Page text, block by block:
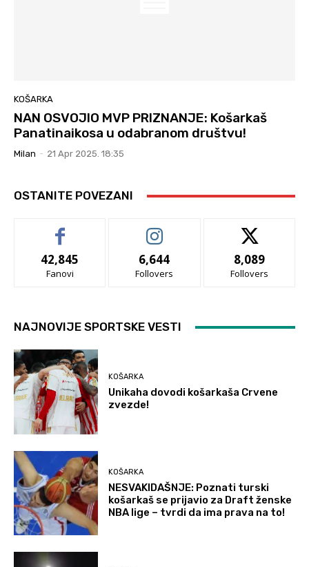
KOŠARKA
NAN OSVOJIO MVP PRIZNANJE: Košarkaš
Panatinaikosa u odabranom društvu!
Milan - 21 Apr 2025. 18:35
OSTANITE POVEZANI
42,845
Fanovi
6,644
Follovers
8,089
Follovers
NAJNOVIJE SPORTSKE VESTI
KOŠARKA
Unikaha dovodi košarkaša Crvene
zvezde!
KOŠARKA
NESVAKIDAŠNJE: Poznati turski
košarkaš se prijavio za Draft ženske
NBA lige – tvrdi da ima prava na to!